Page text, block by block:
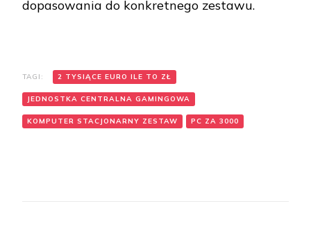
dopasowania do konkretnego zestawu.
TAGI: 2 TYSIĄCE EURO ILE TO ZŁ
JEDNOSTKA CENTRALNA GAMINGOWA
KOMPUTER STACJONARNY ZESTAW PC ZA 3000